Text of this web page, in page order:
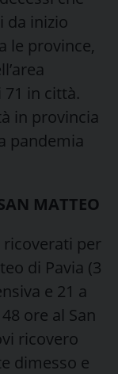
da inizio
le province,
in città.
in provincia
pandemia
MATTEO
ricoverati per
di Pavia (3
e 21 a
ore al San
ricovero
dimesso e